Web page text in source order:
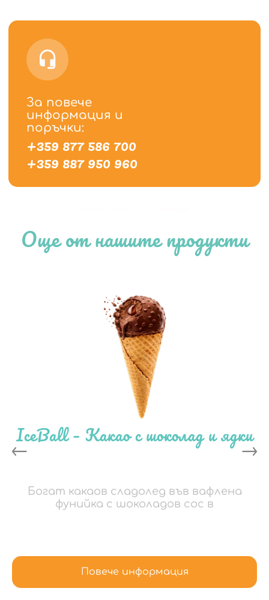
За повече
информация и
поръчки:
+359 877 586 700
+359 887 950 960
Още от нашите продукти
IceBall – Какао с шоколад и ядки
Богат какаов сладолед във вафлена
фунийка с шоколадов сос в
Повече информация